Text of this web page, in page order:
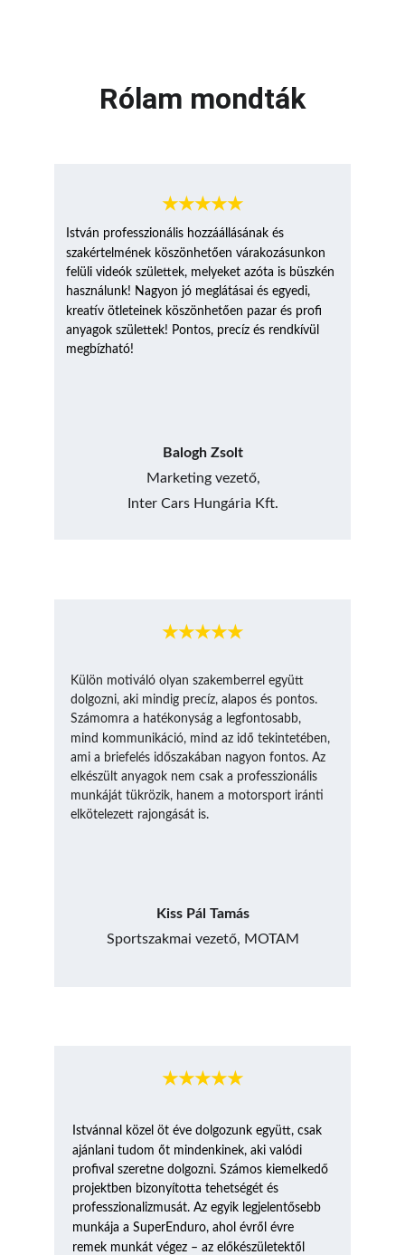
Rólam mondták
Külön motiváló olyan szakemberrel együtt
dolgozni, aki mindig precíz, alapos és pontos.
Számomra a hatékonyság a legfontosabb,
mind kommunikáció, mind az idő tekintetében,
ami a briefelés időszakában nagyon fontos. Az
elkészült anyagok nem csak a professzionális
munkáját tükrözik, hanem a motorsport iránti
elkötelezett rajongását is.
István professzionális hozzáállásának és
szakértelmének köszönhetően várakozásunkon
felüli videók születtek, melyeket azóta is büszkén
használunk! Nagyon jó meglátásai és egyedi,
kreatív ötleteinek köszönhetően pazar és profi
anyagok születtek! Pontos, precíz és rendkívül
megbízható!
Balogh Zsolt
Marketing vezető,
Inter Cars Hungária Kft.
★★★★★
★★★★★
Kiss Pál Tamás
Sportszakmai vezető, MOTAM
Istvánnal közel öt éve dolgozunk együtt, csak
ajánlani tudom őt mindenkinek, aki valódi
profival szeretne dolgozni. Számos kiemelkedő
projektben bizonyította tehetségét és
professzionalizmusát. Az egyik legjelentősebb
munkája a SuperEnduro, ahol évrő l évre
remek munkát végez – az előkészületektő
★★★★★